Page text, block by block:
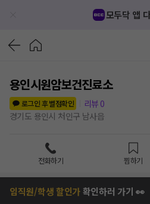
모두닥 앱
용인시원암보건진료소
로그인 후 별점확인
리뷰 0
경기도 용인시 처인구 남사읍
전화하기 찜하기
임직원/학생 할인가확인하러 가기 👀